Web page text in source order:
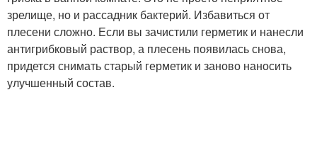
зрелище, но и рассадник бактерий. Избавиться от
плесени сложно. Если вы зачистили герметик и нанесли
антигрибковый раствор, а плесень появилась снова,
придется снимать старый герметик и заново наносить
улучшенный состав.